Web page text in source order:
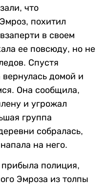
что
похитил
в своем
ее повсюду, но не
Спустя
домой и
Она сообщила,
и угрожал
группа
собралась,
на него.
полиция,
Эмроза из толпы